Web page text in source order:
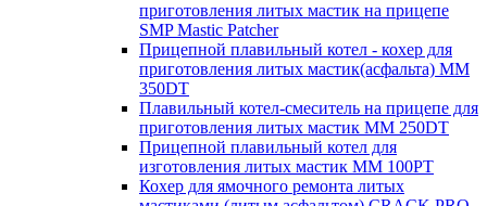
приготовления литых мастик на прицепе
SMP Mastic Patcher
Прицепной плавильный котел - кохер для
приготовления литых мастик(асфальта) MM
350DT
Плавильный котел-смеситель на прицепе для
приготовления литых мастик MM 250DT
Прицепной плавильный котел для
изготовления литых мастик MM 100PT
Кохер для ямочного ремонта литых